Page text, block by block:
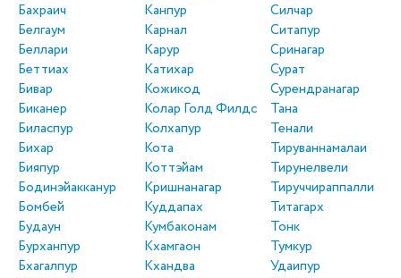
Бахраич
Белгаум
Беллари
Беттиах
Бивар
Биканер
Биласпур
Бихар
Бияпур
Бодинэйакканур
Бомбей
Будаун
Бурханпур
Бхагалпур
Канпур
Карнал
Карур
Катихар
Кожикод
Колар Голд Филдс
Колхапур
Кота
Коттэйам
Кришнанагар
Куддапах
Кумбаконам
Кхамгаон
Кхандва
Силчар
Ситапур
Сринагар
Сурат
Сурендранагар
Тана
Тенали
Тируваннамалаи
Тирунелвели
Тируччираппалли
Титагарх
Тонк
Тумкур
Удаипур